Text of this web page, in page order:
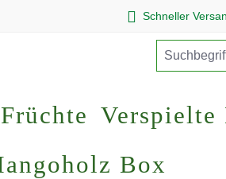
Schneller
Verspielte
Box